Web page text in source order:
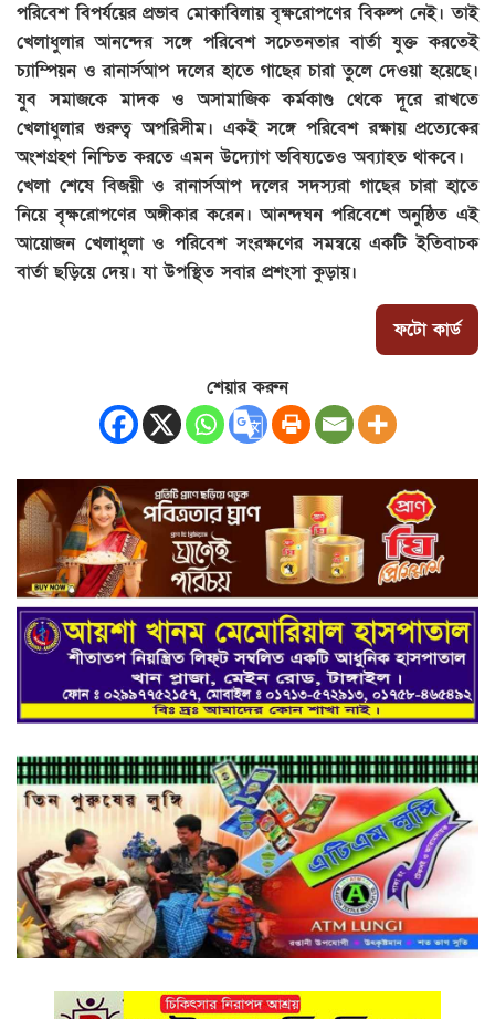
পরিবেশ বিপর্যয়ের প্রভাব মোকাবিলায় বৃক্ষরোপণের বিকল্প নেই। তাই
খেলাধুলার আনন্দের সঙ্গে পরিবেশ সচেতনতার বার্তা যুক্ত করতেই
চ্যাম্পিয়ন ও রানার্সআপ দলের হাতে গাছের চারা তুলে দেওয়া হয়েছে।
যুব সমাজকে মাদক ও অসামাজিক কর্মকাণ্ড থেকে দূরে রাখতে
খেলাধুলার গুরুত্ব অপরিসীম। একই সঙ্গে পরিবেশ রক্ষায় প্রত্যেকের
অংশগ্রহণ নিশ্চিত করতে এমন উদ্যোগ ভবিষ্যতেও অব্যাহত থাকবে।
খেলা শেষে বিজয়ী ও রানার্সআপ দলের সদস্যরা গাছের চারা হাতে
নিয়ে বৃক্ষরোপণের অঙ্গীকার করেন। আনন্দঘন পরিবেশে অনুষ্ঠিত এই
আয়োজন খেলাধুলা ও পরিবেশ সংরক্ষণের সমন্বয়ে একটি ইতিবাচক
বার্তা ছড়িয়ে দেয়। যা উপস্থিত সবার প্রশংসা কুড়ায়।
ফটো কার্ড
শেয়ার করুন